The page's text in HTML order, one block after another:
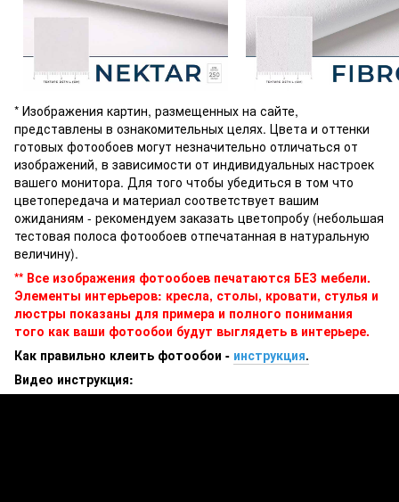
* Изображения картин, размещенных на сайте,
представлены в ознакомительных целях. Цвета и оттенки
готовых фотообоев могут незначительно отличаться от
изображений, в зависимости от индивидуальных настроек
вашего монитора. Для того чтобы убедиться в том что
цветопередача и материал соответствует вашим
ожиданиям - рекомендуем заказать цветопробу (небольшая
тестовая полоса фотообоев отпечатанная в натуральную
величину).
** Все изображения фотообоев печатаются БЕЗ мебели.
Элементы интерьеров: кресла, столы, кровати, стулья и
люстры показаны для примера и полного понимания
того как ваши фотообои будут выглядеть в интерьере.
Как правильно клеить фотообои - инструкция.
Видео инструкция: